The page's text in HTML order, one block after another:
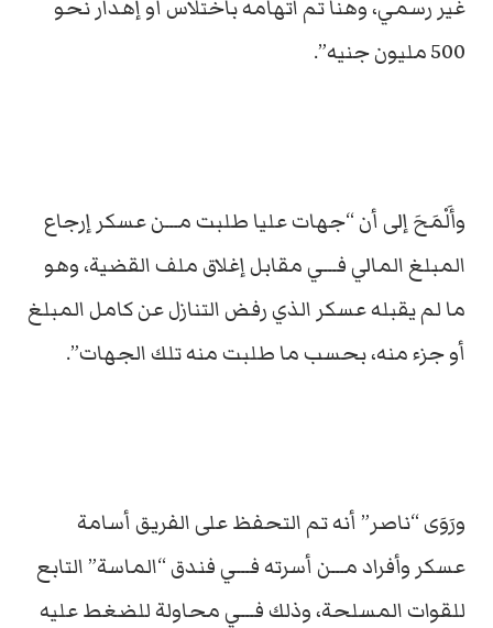
غير رسمي، وهنا تم اتهامه باختلاس أو إهدار نحو
500 مليون جنيه”.
وأَلْمَحَ إلى أن “جهات عليا طلبت مـــن عسكر إرجاع
المبلغ المالي فـــي مقابل إغلاق ملف القضية، وهو
ما لم يقبله عسكر الذي رفض التنازل عن كامل المبلغ
أو جزء منه، بحسب ما طلبت منه تلك الجهات”.
ورَوَى “ناصر” أنه تم التحفظ على الفريق أسامة
عسكر وأفراد مـــن أسرته فـــي فندق “الماسة” التابع
للقوات المسلحة، وذلك فـــي محاولة للضغط عليه